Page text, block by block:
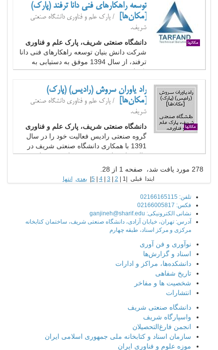
تولید و توسعه محصولات و پژوهش‌هایی وسیع
در حوزه پردازش سیگنال (پردازش صدا و
پردازش تصویر)،...
توسعه راهکارهای فنی دانا ترفند (پارک)
[مکان‌ها]
/ پارک علم و فناوری دانشگاه صنعتی
شریف.
دانشگاه صنعتی شریف، پارک علم و فناوری
شرکت دانش بنیان توسعه راهکارهای فنی دانا
ترفند، از سال 1394 موفق به دستیابی به
تکنولوژی موقعیت‌دهی نانومتری (Nano
این شرکت با عرضه جابجاگر های دقیق و فوق
دقیق با دقت‌های نانو‌متری و میکرومتری،
کشور عزیزمان را در زمره کشور‌های...
راد یاوران سروش (رادیس) (پارک)
[مکان‌ها]
/ پارک علم و فناوری دانشگاه صنعتی
شریف.
دانشگاه صنعتی شریف، پارک علم و فناوری
گروه صنعتی رادیس فعالیت خود را در سال
1391 با همکاری دانشگاه صنعتی شریف در
قالب طرح‌های پژوهشی پیرامون بتن‌های فوق
آغاز نموده و پس از مدتی با ثبت شرکت
حقوقی مستقل، به رفع نیازهای صنعتی کشور
در حوزه‌های مختلف...
278 مورد يافت شد، صفحه 1 از 28.
ابتدا قبلی | 1
2
3
|
4
5
|بعدی انتها
تلفن: 02166165115
فکس: 02166005817
نشانی الکترونیکی: ganjineh@sharif.edu
آدرس: تهران، خیابان آزادی، دانشگاه صنعتی شریف، ساختمان کتابخانه
مرکزی و مرکز اسناد، طبقه چهارم
نوآوری و فن آوری
اسناد و گزارش‌ها
دانشکده‌ها، مراکز و ادارات
تاریخ شفاهی
شخصیت ها و مفاخر
انتشارات
دانشگاه صنعتی شریف
واسپارگاه شریف
انجمن فارغ‌التحصیلان
سازمان اسناد و کتابخانه ملی جمهوری اسلامی ایران
موزه علوم و فناوری ایران